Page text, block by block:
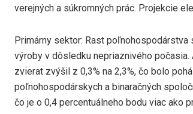
verejných a súkromných prác. Projekcie
Primárny sektor: Rast poľnohospodárstva
výroby v dôsledku nepriaznivého
zvierat zvýšil z 0,3% na 2,3%, čo bolo
poľnohospodárskych a binaračných
čo je o 0,4 percentuálneho bodu viac ako